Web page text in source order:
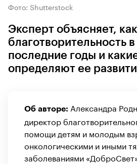
Фото: Shutterstock
Эксперт объясняет,
благотворительность
последние годы и
определяют ее
Об авторе: Александра
директор
помощи детям и молодым
онкологическими и иными
заболеваниями